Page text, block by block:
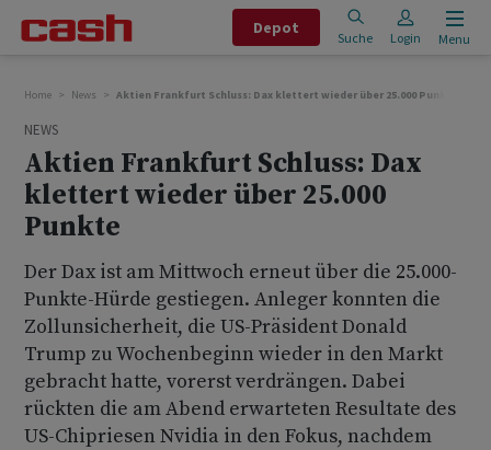
Depot
Suche Login Menu
Home News Aktien Frankfurt Schluss: Dax klettert wieder über 25.000 Punkte
NEWS
Aktien Frankfurt Schluss: Dax
klettert wieder über 25.000
Punkte
Der Dax ist am Mittwoch erneut über die 25.000-
Punkte-Hürde gestiegen. Anleger konnten die
Zollunsicherheit, die US-Präsident Donald
Trump zu Wochenbeginn wieder in den Markt
gebracht hatte, vorerst verdrängen. Dabei
rückten die am Abend erwarteten Resultate des
US-Chipriesen Nvidia in den Fokus, nachdem